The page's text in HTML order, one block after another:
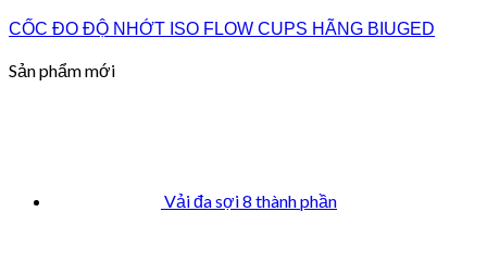
CỐC ĐO ĐỘ NHỚT ISO FLOW CUPS HÃNG BIUGED
Sản phẩm mới
Vải đa sợi 8 thành phần